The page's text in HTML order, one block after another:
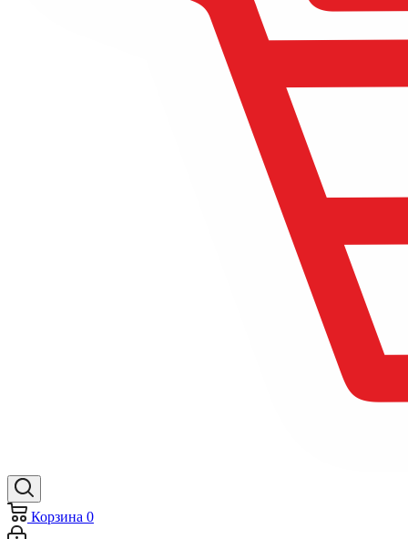
Корзина 0